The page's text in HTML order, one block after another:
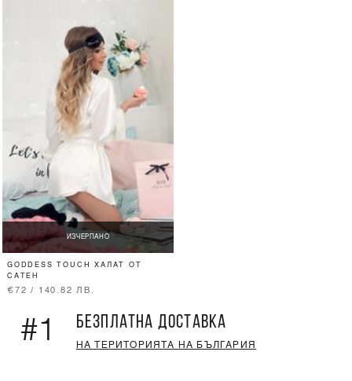
ИЗЧЕРПАНО
GODDESS TOUCH ХАЛАТ ОТ
САТЕН
€72 / 140.82 ЛВ.
#1 БЕЗПЛАТНА ДОСТАВКА
НА ТЕРИТОРИЯТА НА БЪЛГАРИЯ